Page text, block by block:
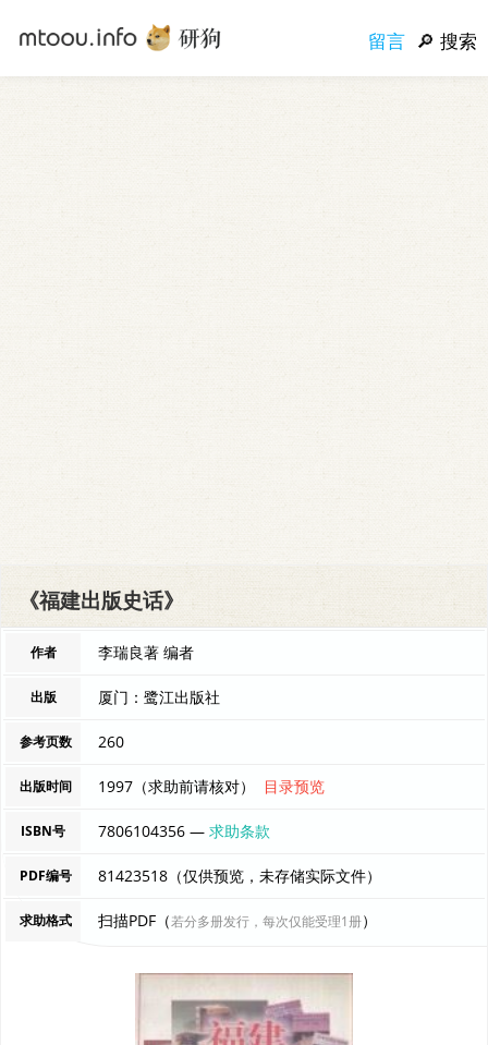
留言 搜索
《福建出版史话》
作者 李瑞良著 编者
出版 厦门：鹭江出版社
参考页数 260
出版时间 1997（求助前请核对） 目录预览
ISBN号 7806104356 —求助条款
PDF编号 81423518（仅供预览，未存储实际文件）
求助格式 扫描PDF（若分多册发行，每次仅能受理1册）